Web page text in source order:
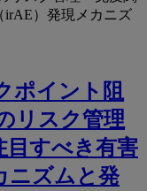
ポイント阻
リスク管理
⽬すべき有害
ニズムと発